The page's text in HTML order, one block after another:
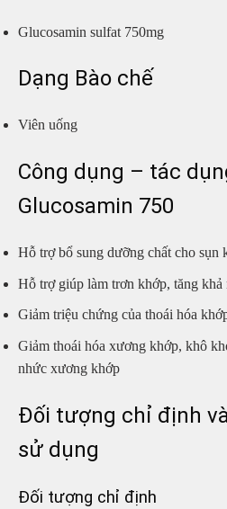
Glucosamin sulfat 750mg
Dạng Bào chế
Viên uống
Công dụng – tác
Glucosamin 750
Hỗ trợ bổ sung dưỡng chất cho sụn
Hỗ trợ giúp làm trơn khớp, tăng khả
Giảm triệu chứng của thoái hóa
Giảm thoái hóa xương khớp, khô
nhức xương khớp
Đối tượng chỉ định
sử dụng
Đối tượng chỉ định